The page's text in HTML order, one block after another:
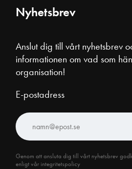
Nyhetsbrev
Anslut dig till vårt nyhetsbrev
informationen om vad som
organisation!
E-postadress
Genom att ansluta dig till vårt nyhetsbrev
enligt vår integritetspolicy